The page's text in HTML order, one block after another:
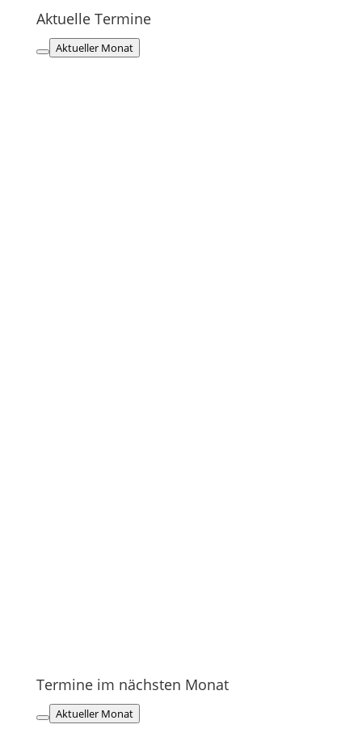
Aktuelle Termine
Aktueller Monat
Termine im nächsten Monat
Aktueller Monat